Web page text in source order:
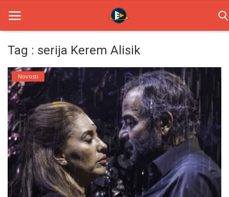
Home
Novosti
TV Serije
Filmovi
Glumci
Contact
Tag : serija Kerem Alisik
Novosti